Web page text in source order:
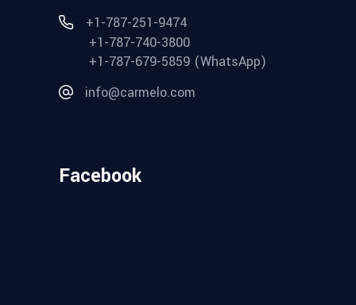
+1-787-251-9474
+1-787-740-3800
+1-787-679-5859 (WhatsApp)
info@carmelo.com
Facebook